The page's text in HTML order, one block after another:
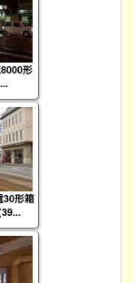
形
30形箱